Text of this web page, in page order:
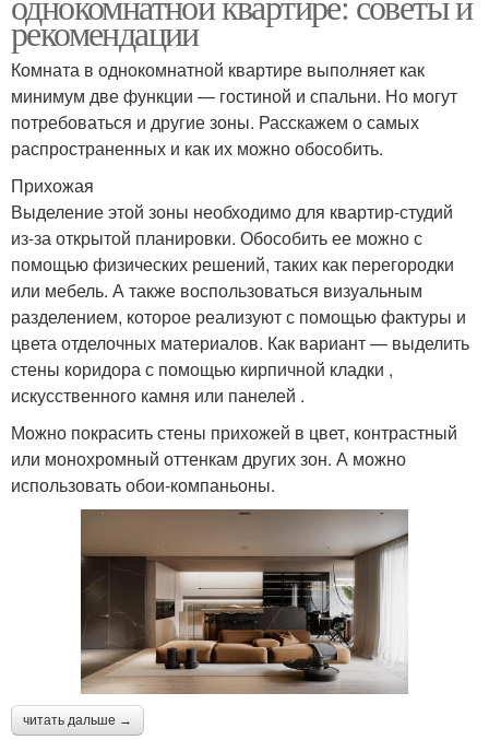
рекомендации
Комната в однокомнатной квартире выполняет как
минимум две функции — гостиной и спальни. Но могут
потребоваться и другие зоны. Расскажем о самых
распространенных и как их можно обособить.
Прихожая
Выделение этой зоны необходимо для квартир-студий
из-за открытой планировки. Обособить ее можно с
помощью физических решений, таких как перегородки
или мебель. А также воспользоваться визуальным
разделением, которое реализуют с помощью фактуры и
цвета отделочных материалов. Как вариант — выделить
стены коридора с помощью кирпичной кладки ,
искусственного камня или панелей .
Можно покрасить стены прихожей в цвет, контрастный
или монохромный оттенкам других зон. А можно
использовать обои-компаньоны.
читать дальше →